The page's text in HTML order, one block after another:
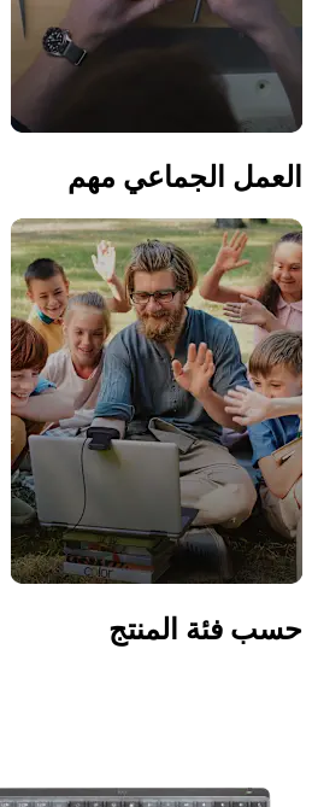
العمل الجماعي مهم
حسب فئة المنتج